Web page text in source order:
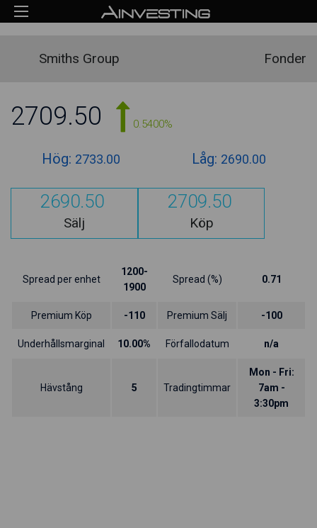
Smiths Group Fonder
2709.50 0.5400%
Hög: 2733.00 Låg: 2690.00
2690.50
Sälj
2709.50
Köp
Spread per enhet
1200-
1900
Spread (%) 0.71
Premium Köp -110 Premium Sälj -100
Underhållsmarginal 10.00% Förfallodatum n/a
Hävstång 5 Tradingtimmar
Mon - Fri:
7am -
3:30pm